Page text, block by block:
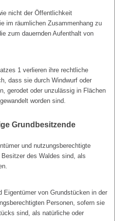
nicht der Öffentlichkeit
im räumlichen Zusammenhang zu
zum dauernden Aufenthalt von
1 verlieren ihre rechtliche
dass sie durch Windwurf oder
gerodet oder unzulässig in Flächen
worden sind.
Grundbesitzende
und nutzungsberechtigte
des Waldes sind, als
Eigentümer von Grundstücken in der
Personen, sofern sie
sind, als natürliche oder